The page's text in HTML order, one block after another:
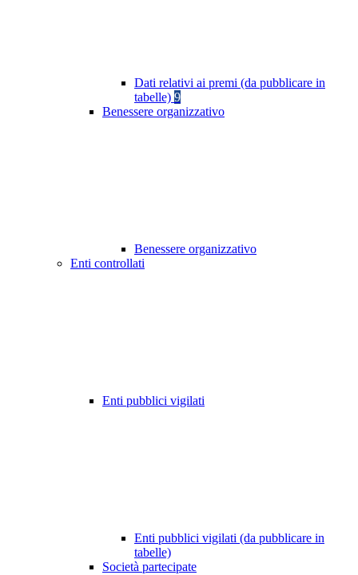
Dati relativi ai premi (da pubblicare in
tabelle) 9
Benessere organizzativo
Benessere organizzativo
Enti controllati
Enti pubblici vigilati
Enti pubblici vigilati (da pubblicare in
tabelle)
Società partecipate